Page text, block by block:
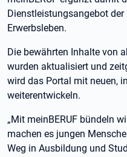
Dienstleistungsangebot
Erwerbsleben.
Die bewährten Inhalte von
wurden aktualisiert und
wird das Portal mit neuen,
weiterentwickeln.
„Mit meinBERUF bündeln
machen es jungen
Weg in Ausbildung und